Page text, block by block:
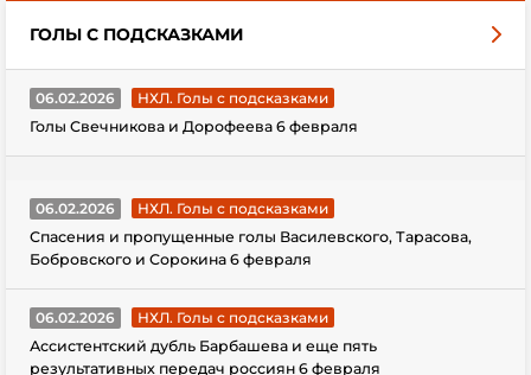
ГОЛЫ С ПОДСКАЗКАМИ
06.02.2026
НХЛ. Голы с подсказками
Голы Свечникова и Дорофеева 6 февраля
06.02.2026
НХЛ. Голы с подсказками
Спасения и пропущенные голы Василевского, Тарасова,
Бобровского и Сорокина 6 февраля
06.02.2026
НХЛ. Голы с подсказками
Ассистентский дубль Барбашева и еще пять
результативных передач россиян 6 февраля